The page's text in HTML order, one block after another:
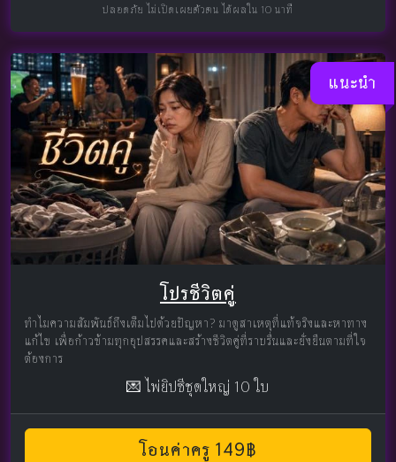
ปลอดภัย ไม่เปิดเผยตัวตน ได้ผลใน 10 นาที
แนะนำ
โปรชีวิตคู่
ทำไมความสัมพันธ์ถึงเต็มไปด้วยปัญหา? มาดูสาเหตุที่แท้จริงและหาทาง
แก้ไข เพื่อก้าวข้ามทุกอุปสรรคและสร้างชีวิตคู่ที่ราบรื่นและยั่งยืนตามที่ใจ
ต้องการ
💌 ไพ่ยิปซีชุดใหญ่ 10 ใบ
โอนค่าครู 149฿